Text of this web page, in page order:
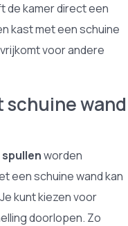
de kamer direct een
kast met een schuine
voor andere
schuine wand
worden
een schuine wand kan
kunt kiezen voor
doorlopen. Zo